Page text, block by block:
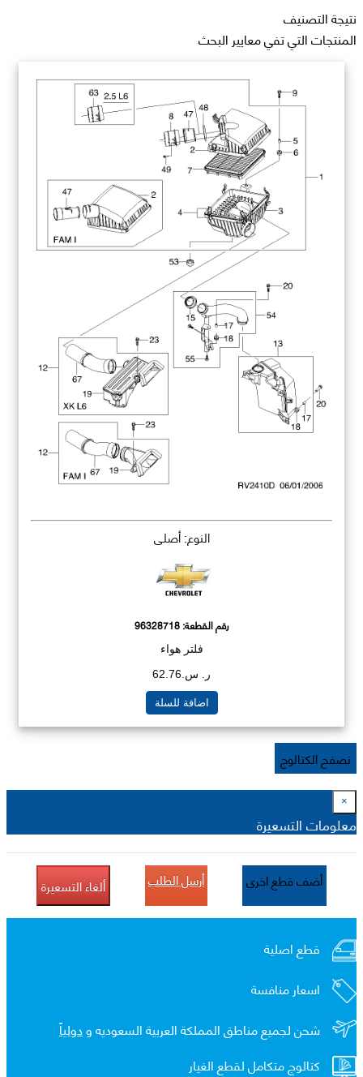
نتيجة التصنيف
المنتجات التي تفي معايير البحث
النوع: أصلي
رقم القطعة:96328718
فلتر هواء
ر. س.62.76
اضافة للسلة
تصفح الكتالوج
×
معلومات التسعيرة
أضف قطع اخرى أرسل الطلب ألغاء التسعيرة
قطع اصلية
اسعار منافسة
شحن لجميع مناطق المملكة العربية السعوديه ودولياً
كتالوج متكامل لقطع الغيار